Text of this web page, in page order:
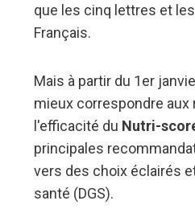
que les cinq lettres et
Français.
Mais à partir du 1er
mieux correspondre
l'efficacité du Nutri-
principales
vers des choix éclairés
santé (DGS).